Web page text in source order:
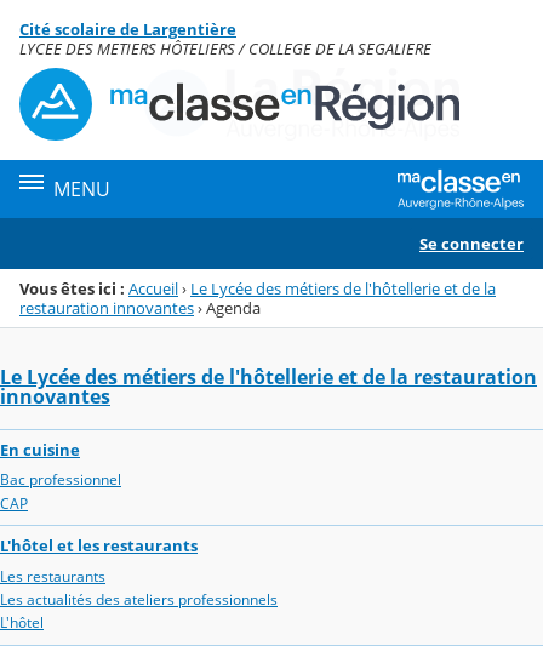
Menu de la rubrique
Contenu
Cité scolaire de Largentière
LYCEE DES METIERS HÔTELIERS / COLLEGE DE LA SEGALIERE
MENU
Se connecter
Vous êtes ici : Accueil› Le Lycée des métiers de l'hôtellerie et de la
restauration innovantes›Agenda
Le Lycée des métiers de l'hôtellerie et de la restauration
innovantes
En cuisine
Bac professionnel
CAP
L'hôtel et les restaurants
Les restaurants
Les actualités des ateliers professionnels
L'hôtel